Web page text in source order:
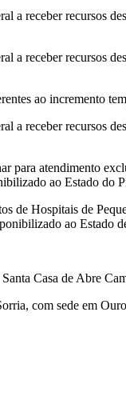
receber recursos
receber recursos
ao incremento
receber recursos
para atendimento
ao Estado do
de Hospitais de
ao Estado
Casa de Abre
com sede em